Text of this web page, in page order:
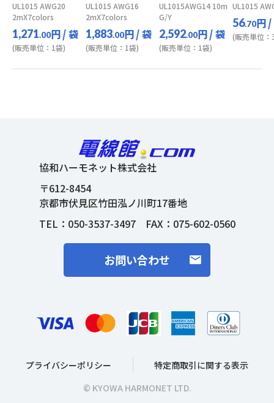
UL1015 AWG20
2mX7colors
1,271.00円/ 袋
(販売単位：1袋)
UL1015 AWG16
2mX7colors
1,883.00円/ 袋
(販売単位：1袋)
UL1015AWG14 10m
G/Y
2,592.00円/ 袋
(販売単位：1袋)
UL1015
56.70円/
(販売単位
協和ハーモネット株式会社
〒612-8454
京都市伏見区竹田泓ノ川町17番地
TEL： 050-3537-3497FAX：075-602-0560
お問い合わせ
プライバシーポリシー
特定商取引に関する表示
© KYOWA HARMONET LTD.